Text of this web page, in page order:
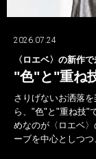
2026.07.24
〈ロエベ〉の新作
"色"と"重ね
さりげないお洒落
ら、"色"と"重ね技"
めなのが〈ロエベ
ーブを中心としつ